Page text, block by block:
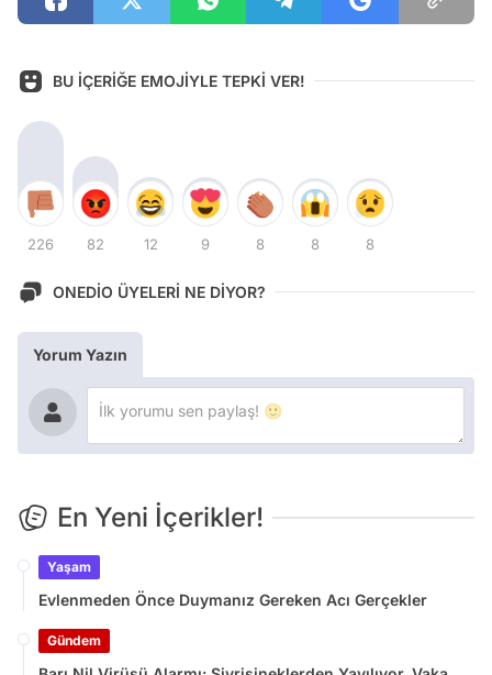
BU İÇERİĞE EMOJİYLE TEPKİ VER!
226 82 12 9 8 8 8
ONEDİO ÜYELERİ NE DİYOR?
Yorum Yazın
En Yeni İçerikler!
Yaşam
Evlenmeden Önce Duymanız Gereken Acı Gerçekler
Gündem